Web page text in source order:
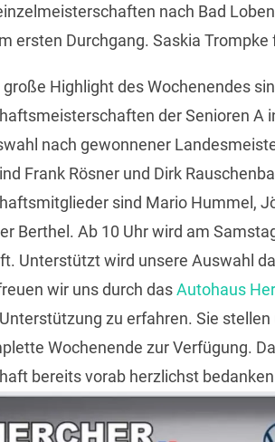
nach Bad
ersten Durchgang. Saskia
große Highlight des Wochenendes
der Senioren A
nach gewonnener
Frank Rösner und Dirk
sind Mario Hummel,
Berthel. Ab 10 Uhr wird am
Unterstützt wird unsere Auswahl
wir uns durch dasAutohaus
zu erfahren. Sie
Wochenende zur Verfügung.
bereits vorab herzlichst